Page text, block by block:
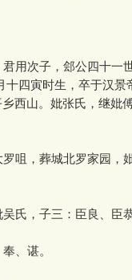
用次子，郐公四十一
十四寅时生，卒于汉景
西山。妣张氏，继妣
咀，葬城北罗家园，
氏，子三：臣良、臣
、谌。